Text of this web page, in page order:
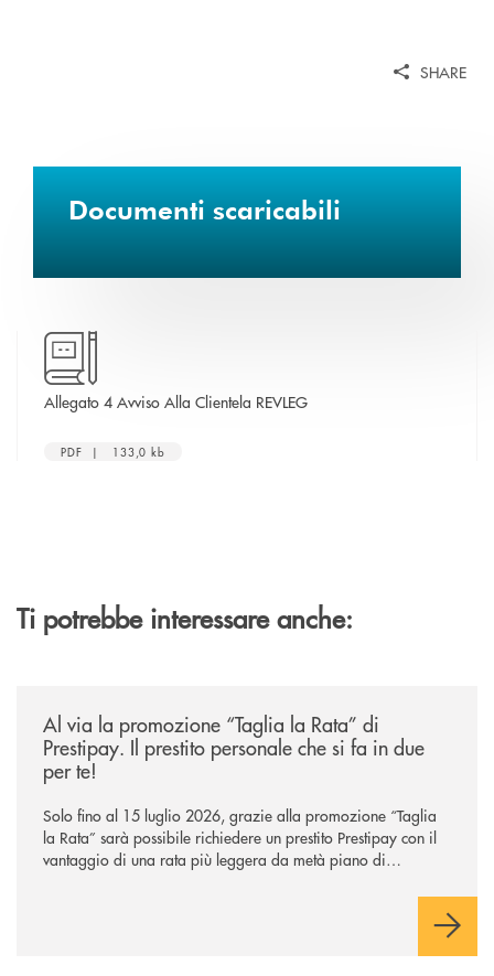
SHARE
Documenti scaricabili
Allegato 4 Avviso Alla Clientela REVLEGapre una nuova finestra
PDF | 133,0 kb
Ti potrebbe interessare anche:
Al via la promozione “Taglia la Rata” di
Prestipay. Il prestito personale che si fa in due
per te!
Solo fino al 15 luglio 2026, grazie alla promozione “Taglia
la Rata” sarà possibile richiedere un prestito Prestipay con il
vantaggio di una rata più leggera da metà piano di